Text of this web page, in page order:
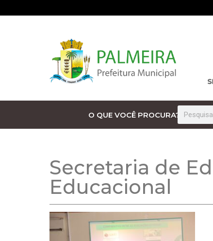
O QUE VOCÊ PROCURA?
Secretaria de
Educacional